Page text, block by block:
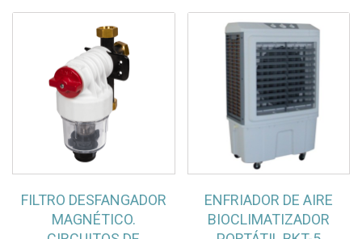
FILTRO DESFANGADOR
MAGNÉTICO.
ENFRIADOR DE AIRE
BIOCLIMATIZADOR